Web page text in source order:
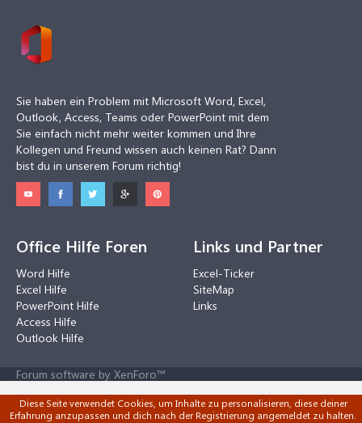
Sie haben ein Problem mit Microsoft Word, Excel,
Outlook, Access, Teams oder PowerPoint mit dem
Sie einfach nicht mehr weiter kommen und Ihre
Kollegen und Freund wissen auch keinen Rat? Dann
bist du in unserem Forum richtig!
Office Hilfe Foren
Word Hilfe
Excel Hilfe
PowerPoint Hilfe
Access Hilfe
Outlook Hilfe
Links und Partner
Excel-Ticker
SiteMap
Links
Forum software by XenForo™
Diese Seite verwendet Cookies, um Inhalte zu personalisieren, diese deiner
Erfahrung anzupassen und dich nach der Registrierung angemeldet zu halten.